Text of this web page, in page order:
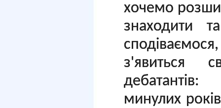
хочемо
знаходити
з'явиться
дебатантів:
минулих